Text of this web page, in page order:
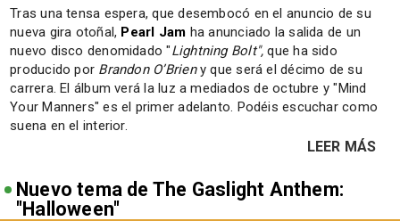
Tras una tensa espera, que desembocó en el anuncio de su
nueva gira otoñal, Pearl Jam ha anunciado la salida de un
nuevo disco denomidado "Lightning Bolt",que ha sido
producido por Brandon O’Brieny que será el décimo de su
carrera. El álbum verá la luz a mediados de octubre y "Mind
Your Manners" es el primer adelanto. Podéis escuchar como
suena en el interior.
LEER MÁS
Nuevo tema de The Gaslight Anthem:
"Halloween"